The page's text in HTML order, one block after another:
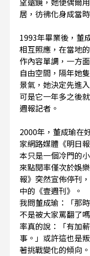
居，彷彿化身成當
1993年畢業後，董
相互照應，在當地
作內容單調，一方
自由空間，隔年她
景氣，她決定先進
可是它一年多之後
週報記者。
2000年，董成瑜在
家網路媒體《明日
本只是一個冷門的
來點閱率僅次於娛
報》突然宣佈停刊
中的《壹週刊》。
我問董成瑜：「那
不是被大家罵翻了
率真的說：「有加
事。」或許這也是
著挑戰變化的傾向。